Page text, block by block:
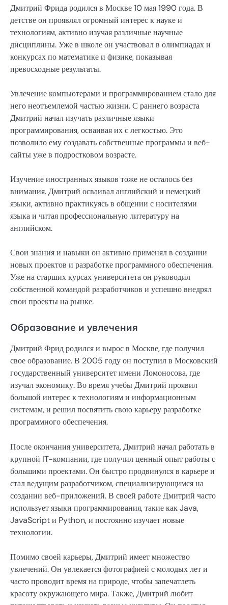
Дмитрий Фрида родился в Москве 10 мая 1990 года. В
детстве он проявлял огромный интерес к науке и
технологиям, активно изучая различные научные
дисциплины. Уже в школе он участвовал в олимпиадах и
конкурсах по математике и физике, показывая
превосходные результаты.
Увлечение компьютерами и программированием стало для
него неотъемлемой частью жизни. С раннего возраста
Дмитрий начал изучать различные языки
программирования, осваивая их с легкостью. Это
позволило ему создавать собственные программы и веб-
сайты уже в подростковом возрасте.
Изучение иностранных языков тоже не осталось без
внимания. Дмитрий осваивал английский и немецкий
языки, активно практикуясь в общении с носителями
языка и читая профессиональную литературу на
английском.
Свои знания и навыки он активно применял в создании
новых проектов и разработке программного обеспечения.
Уже на старших курсах университета он руководил
собственной командой разработчиков и успешно внедрял
свои проекты на рынке.
Образование и увлечения
Дмитрий Фрид родился и вырос в Москве, где получил
свое образование. В 2005 году он поступил в Московский
государственный университет имени Ломоносова, где
изучал экономику. Во время учебы Дмитрий проявил
большой интерес к технологиям и информационным
системам, и решил посвятить свою карьеру разработке
программного обеспечения.
После окончания университета, Дмитрий начал работать в
крупной IT-компании, где получил ценный опыт работы с
большими проектами. Он быстро продвинулся в карьере и
стал ведущим разработчиком, специализирующимся на
создании веб-приложений. В своей работе Дмитрий часто
использует языки программирования, такие как Java,
JavaScript и Python, и постоянно изучает новые
технологии.
Помимо своей карьеры, Дмитрий имеет множество
увлечений. Он увлекается фотографией с молодых лет и
часто проводит время на природе, чтобы запечатлеть
красоту окружающего мира. Также, Дмитрий любит